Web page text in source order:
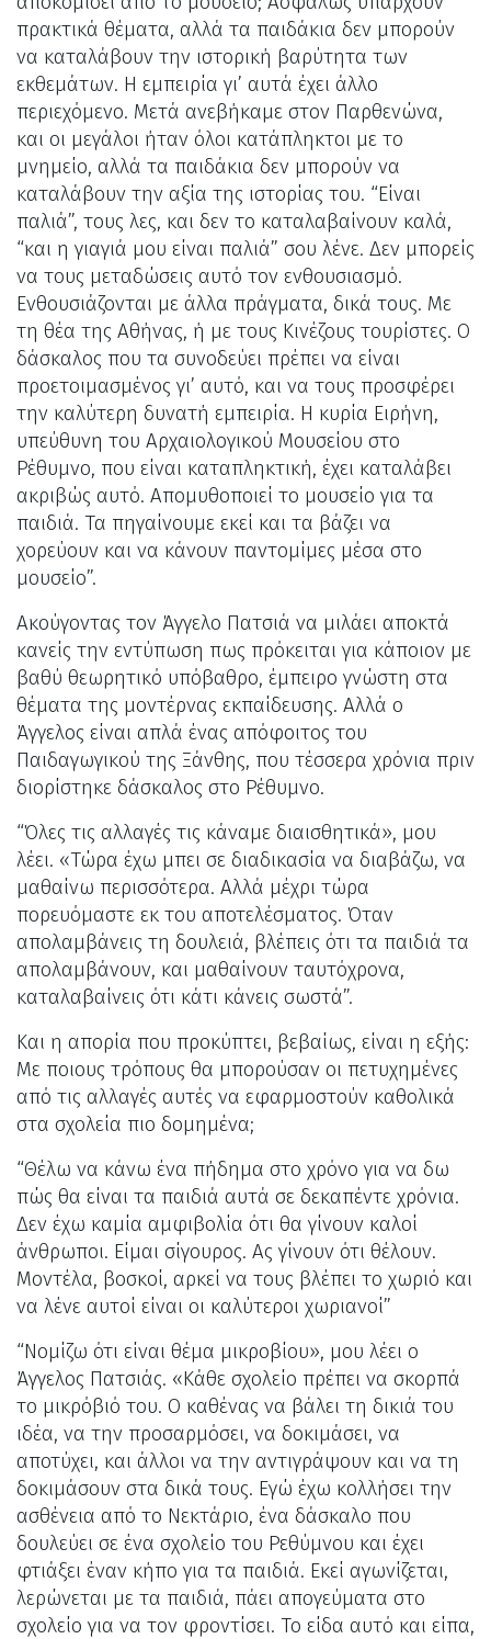
πρακτικά θέματα, αλλά τα παιδάκια δεν μπορούν
να καταλάβουν την ιστορική βαρύτητα των
εκθεμάτων. Η εμπειρία γι’ αυτά έχει άλλο
περιεχόμενο. Μετά ανεβήκαμε στον Παρθενώνα,
και οι μεγάλοι ήταν όλοι κατάπληκτοι με το
μνημείο, αλλά τα παιδάκια δεν μπορούν να
καταλάβουν την αξία της ιστορίας του. “Είναι
παλιά”, τους λες, και δεν το καταλαβαίνουν καλά,
“και η γιαγιά μου είναι παλιά” σου λένε. Δεν μπορείς
να τους μεταδώσεις αυτό τον ενθουσιασμό.
Ενθουσιάζονται με άλλα πράγματα, δικά τους. Με
τη θέα της Αθήνας, ή με τους Κινέζους τουρίστες. Ο
δάσκαλος που τα συνοδεύει πρέπει να είναι
προετοιμασμένος γι’ αυτό, και να τους προσφέρει
την καλύτερη δυνατή εμπειρία. Η κυρία Ειρήνη,
υπεύθυνη του Αρχαιολογικού Μουσείου στο
Ρέθυμνο, που είναι καταπληκτική, έχει καταλάβει
ακριβώς αυτό. Απομυθοποιεί το μουσείο για τα
παιδιά. Τα πηγαίνουμε εκεί και τα βάζει να
χορεύουν και να κάνουν παντομίμες μέσα στο
μουσείο”.
Ακούγοντας τον Άγγελο Πατσιά να μιλάει αποκτά
κανείς την εντύπωση πως πρόκειται για κάποιον με
βαθύ θεωρητικό υπόβαθρο, έμπειρο γνώστη στα
θέματα της μοντέρνας εκπαίδευσης. Αλλά ο
Άγγελος είναι απλά ένας απόφοιτος του
Παιδαγωγικού της Ξάνθης, που τέσσερα χρόνια πριν
διορίστηκε δάσκαλος στο Ρέθυμνο.
“Όλες τις αλλαγές τις κάναμε διαισθητικά», μου
λέει. «Τώρα έχω μπει σε διαδικασία να διαβάζω, να
μαθαίνω περισσότερα. Αλλά μέχρι τώρα
πορευόμαστε εκ του αποτελέσματος. Όταν
απολαμβάνεις τη δουλειά, βλέπεις ότι τα παιδιά τα
απολαμβάνουν, και μαθαίνουν ταυτόχρονα,
καταλαβαίνεις ότι κάτι κάνεις σωστά”.
Και η απορία που προκύπτει, βεβαίως, είναι η εξής:
Με ποιους τρόπους θα μπορούσαν οι πετυχημένες
από τις αλλαγές αυτές να εφαρμοστούν καθολικά
στα σχολεία πιο δομημένα;
“Θέλω να κάνω ένα πήδημα στο χρόνο για να δω
πώς θα είναι τα παιδιά αυτά σε δεκαπέντε χρόνια.
Δεν έχω καμία αμφιβολία ότι θα γίνουν καλοί
άνθρωποι. Είμαι σίγουρος. Ας γίνουν ότι θέλουν.
Μοντέλα, βοσκοί, αρκεί να τους βλέπει το χωριό και
να λένε αυτοί είναι οι καλύτεροι χωριανοί”
“Νομίζω ότι είναι θέμα μικροβίου», μου λέει ο
Άγγελος Πατσιάς. «Κάθε σχολείο πρέπει να σκορπά
το μικρόβιό του. Ο καθένας να βάλει τη δικιά του
ιδέα, να την προσαρμόσει, να δοκιμάσει, να
αποτύχει, και άλλοι να την αντιγράψουν και να τη
δοκιμάσουν στα δικά τους. Εγώ έχω κολλήσει την
ασθένεια από το Νεκτάριο, ένα δάσκαλο που
δουλεύει σε ένα σχολείο του Ρεθύμνου και έχει
φτιάξει έναν κήπο για τα παιδιά. Εκεί αγωνίζεται,
λερώνεται με τα παιδιά, πάει απογεύματα στο
σχολείο για να τον φροντίσει. Το είδα αυτό και είπα,